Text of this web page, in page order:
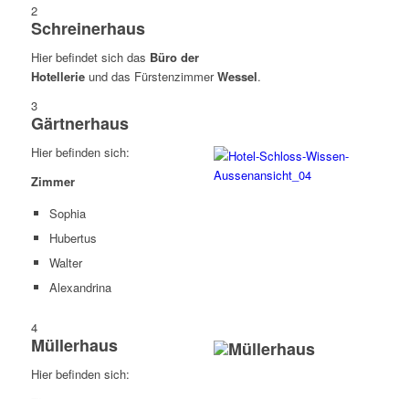
2
Schreinerhaus
Hier befindet sich das Büro der
Hotellerieund das FürstenzimmerWessel.
3
Gärtnerhaus
Hier befinden sich:
Zimmer
Sophia
Hubertus
Walter
Alexandrina
4
Müllerhaus
Hier befinden sich: